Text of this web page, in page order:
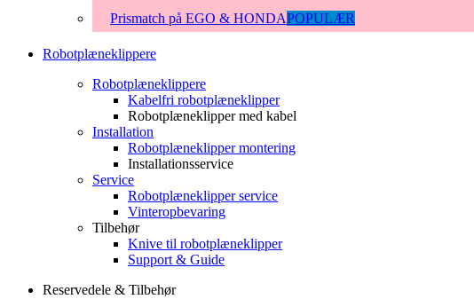
Prismatch på EGO & HONDAPOPULÆR
Robotplæneklippere
Robotplæneklippere
Kabelfri robotplæneklipper
Robotplæneklipper med kabel
Installation
Robotplæneklipper montering
Installationsservice
Service
Robotplæneklipper service
Vinteropbevaring
Tilbehør
Knive til robotplæneklipper
Support & Guide
Reservedele & Tilbehør